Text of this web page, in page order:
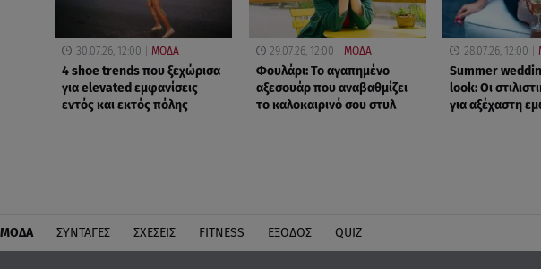
30.07.26, 12:00 ΜΟΔΑ
4 shoe trends που ξεχώρισα
για elevated εμφανίσεις
εντός και εκτός πόλης
29.07.26, 12:00 ΜΟΔΑ
Φουλάρι: Το αγαπημένο
αξεσουάρ που αναβαθμίζει
το καλοκαιρινό σου στυλ
28.07.26, 12:00
Summer
look: Οι
για αξέχαστη
ΜΟΔΑ ΣΥΝΤΑΓΕΣ ΣΧΕΣΕΙΣ FITNESS ΕΞΟΔΟΣ QUIZ